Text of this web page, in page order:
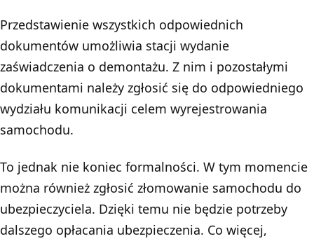
Przedstawienie wszystkich odpowiednich
dokumentów umożliwia stacji wydanie
zaświadczenia o demontażu. Z nim i pozostałymi
dokumentami należy zgłosić się do odpowiedniego
wydziału komunikacji celem wyrejestrowania
samochodu.
To jednak nie koniec formalności. W tym momencie
można również zgłosić złomowanie samochodu do
ubezpieczyciela. Dzięki temu nie będzie potrzeby
dalszego opłacania ubezpieczenia. Co więcej,